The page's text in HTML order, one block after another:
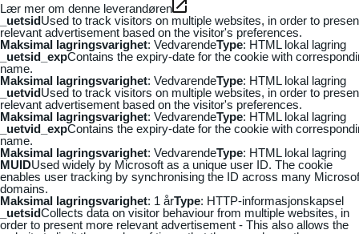
Lær mer om denne leverandøren
_uetsidUsed to track visitors on multiple websites, in order to
relevant advertisement based on the visitor's preferences.
Maksimal lagringsvarighet: VedvarendeType: HTML lokal lagring
_uetsid_expContains the expiry-date for the cookie with
name.
Maksimal lagringsvarighet: VedvarendeType: HTML lokal lagring
_uetvidUsed to track visitors on multiple websites, in order to
relevant advertisement based on the visitor's preferences.
Maksimal lagringsvarighet: VedvarendeType: HTML lokal lagring
_uetvid_expContains the expiry-date for the cookie with
name.
Maksimal lagringsvarighet: VedvarendeType: HTML lokal lagring
MUIDUsed widely by Microsoft as a unique user ID. The cookie
enables user tracking by synchronising the ID across many
domains.
Maksimal lagringsvarighet: 1 årType: HTTP-informasjonskapsel
_uetsidCollects data on visitor behaviour from multiple websites, in
order to present more relevant advertisement - This also allows the